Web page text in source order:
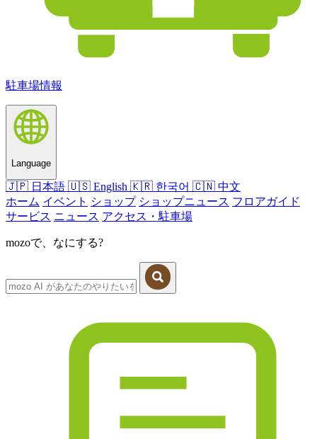
駐車場情報
Language
🇯🇵 日本語 🇺🇸 English 🇰🇷 한국어 🇨🇳 中文
ホーム イベント ショップ ショップニュース フロアガイド
サービス ニュース アクセス・駐車場
mozoで、なにする?